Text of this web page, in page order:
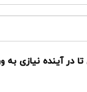
در آینده نیازی به